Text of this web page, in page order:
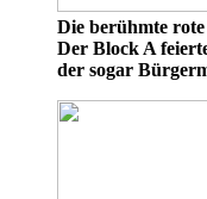
Die berühmte rote
Der Block A
der sogar